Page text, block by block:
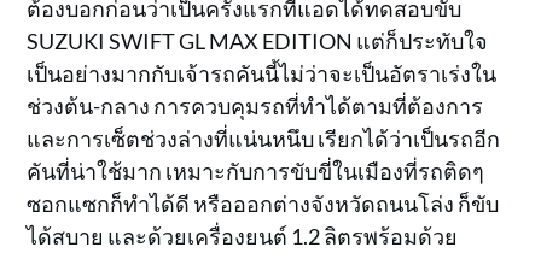
ต้องบอกก่อนว่าเป็นครั้งแรกที่แอดได้ทดสอบขับ
SUZUKI SWIFT GL MAX EDITION แต่ก็ประทับใจ
เป็นอย่างมากกับเจ้ารถคันนี้ไม่ว่าจะเป็นอัตราเร่งใน
ช่วงต้น-กลาง การควบคุมรถที่ทำได้ตามที่ต้องการ
และการเซ็ตช่วงล่างที่แน่นหนึบ เรียกได้ว่าเป็นรถอีก
คันที่น่าใช้มาก เหมาะกับการขับขี่ในเมืองที่รถติดๆ
ซอกแซกก็ทำได้ดี หรือออกต่างจังหวัดถนนโล่ง ก็ขับ
ได้สบาย และด้วยเครื่องยนต์ 1.2 ลิตรพร้อมด้วย